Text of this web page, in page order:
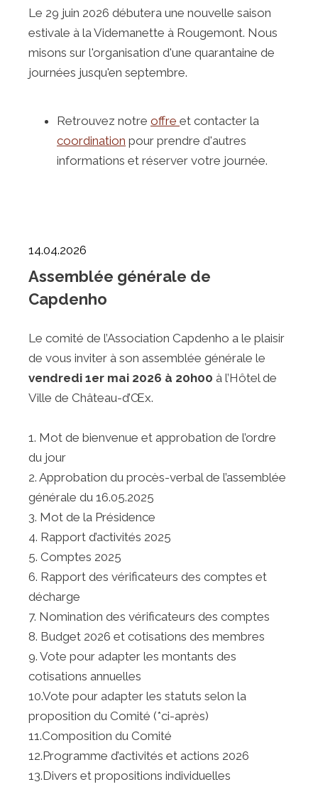
Le 29 juin 2026 débutera une nouvelle saison
estivale à la Videmanette à Rougemont. Nous
misons sur l'organisation d'une quarantaine de
journées jusqu'en septembre.
Retrouvez notre offre et contacter la
coordination pour prendre d'autres
informations et réserver votre journée.
14.04.2026
Assemblée générale de
Capdenho
Le comité de l’Association Capdenho a le plaisir
de vous inviter à son assemblée générale le
vendredi 1er mai 2026 à 20h00 à l’Hôtel de
Ville de Château-d’Œx.
1. Mot de bienvenue et approbation de l’ordre
du jour
2. Approbation du procès-verbal de l’assemblée
générale du 16.05.2025
3. Mot de la Présidence
4. Rapport d’activités 2025
5. Comptes 2025
6. Rapport des vérificateurs des comptes et
décharge
7. Nomination des vérificateurs des comptes
8. Budget 2026 et cotisations des membres
9. Vote pour adapter les montants des
cotisations annuelles
10.Vote pour adapter les statuts selon la
proposition du Comité (*ci-après)
11.Composition du Comité
12.Programme d’activités et actions 2026
13.Divers et propositions individuelles